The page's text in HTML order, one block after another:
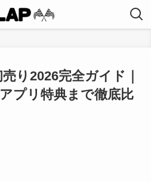
り2026完全ガイド｜
プリ特典まで徹底比